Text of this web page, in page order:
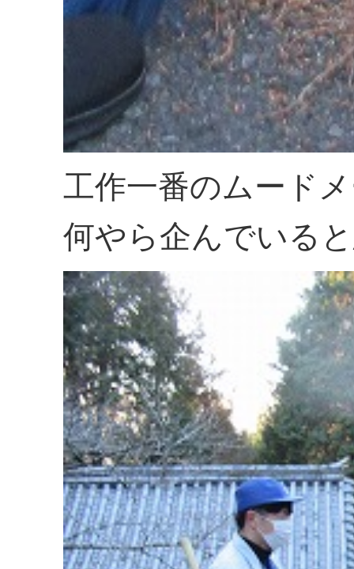
工作一番のムード
何やら企んでいる